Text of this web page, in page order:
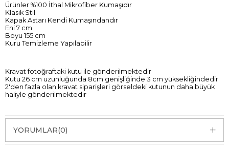
Ürünler %100 İthal Mikrofiber Kumaşıdır
Klasik Stil
Kapak Astarı Kendi Kumaşındandır
Eni 7 cm
Boyu 155 cm
Kuru Temizleme Yapılabilir
Kravat fotoğraftaki kutu ile gönderilmektedir
Kutu 26 cm uzunluğunda 8cm genişliğinde 3 cm yüksekliğindedir
2'den fazla olan kravat siparişleri görseldeki kutunun daha büyük
haliyle gönderilmektedir
YORUMLAR(0)